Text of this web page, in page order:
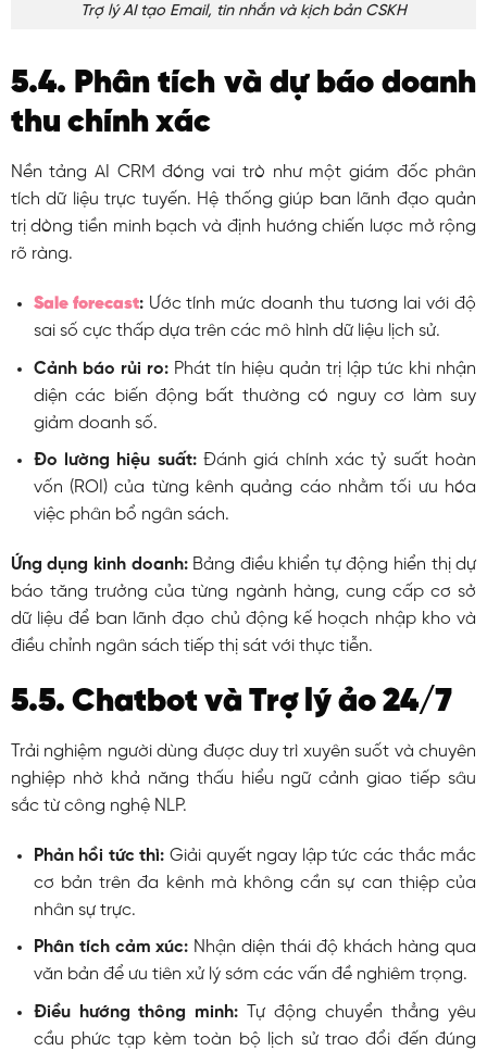
Trợ lý AI tạo Email, tin nhắn và kịch bản CSKH
5.4. Phân tích và dự báo doanh
thu chính xác
Nền tảng AI CRM đóng vai trò như một giám đốc phân
tích dữ liệu trực tuyến. Hệ thống giúp ban lãnh đạo quản
trị dòng tiền minh bạch và định hướng chiến lược mở rộng
rõ ràng.
Sale forecast:Ước tính mức doanh thu tương lai với độ
sai số cực thấp dựa trên các mô hình dữ liệu lịch sử.
Cảnh báo rủi ro:Phát tín hiệu quản trị lập tức khi nhận
diện các biến động bất thường có nguy cơ làm suy
giảm doanh số.
Đo lường hiệu suất:Đánh giá chính xác tỷ suất hoàn
vốn (ROI) của từng kênh quảng cáo nhằm tối ưu hóa
việc phân bổ ngân sách.
Ứng dụng kinh doanh:Bảng điều khiển tự động hiển thị dự
báo tăng trưởng của từng ngành hàng, cung cấp cơ sở
dữ liệu để ban lãnh đạo chủ động kế hoạch nhập kho và
điều chỉnh ngân sách tiếp thị sát với thực tiễn.
5.5. Chatbot và Trợ lý ảo 24/7
Trải nghiệm người dùng được duy trì xuyên suốt và chuyên
nghiệp nhờ khả năng thấu hiểu ngữ cảnh giao tiếp sâu
sắc từ công nghệ NLP.
Phản hồi tức thì: Giải quyết ngay lập tức các thắc mắc
cơ bản trên đa kênh mà không cần sự can thiệp của
nhân sự trực.
Phân tích cảm xúc: Nhận diện thái độ khách hàng qua
văn bản để ưu tiên xử lý sớm các vấn đề nghiêm trọng.
Điều hướng thông minh: Tự động chuyển thẳng yêu
cầu phức tạp kèm toàn bộ lịch sử trao đổi đến đúng